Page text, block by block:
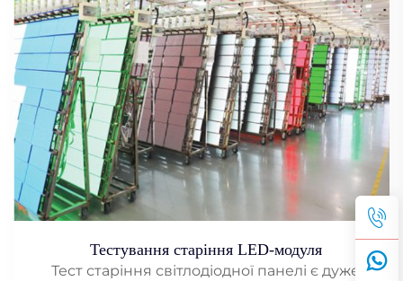
Тестування старіння LED-модуля
Тест старіння світлодіодної панелі є дуже